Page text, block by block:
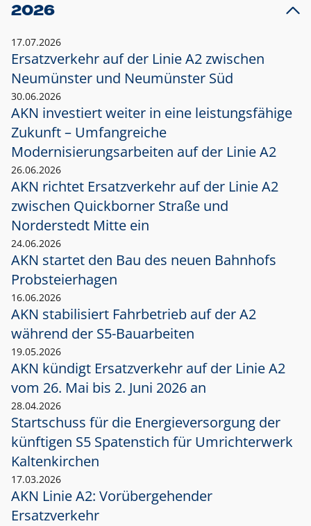
2026
17.07.2026
Ersatzverkehr auf der Linie A2 zwischen
Neumünster und Neumünster Süd
30.06.2026
AKN investiert weiter in eine leistungsfähige
Zukunft – Umfangreiche
Modernisierungsarbeiten auf der Linie A2
26.06.2026
AKN richtet Ersatzverkehr auf der Linie A2
zwischen Quickborner Straße und
Norderstedt Mitte ein
24.06.2026
AKN startet den Bau des neuen Bahnhofs
Probsteierhagen
16.06.2026
AKN stabilisiert Fahrbetrieb auf der A2
während der S5-Bauarbeiten
19.05.2026
AKN kündigt Ersatzverkehr auf der Linie A2
vom 26. Mai bis 2. Juni 2026 an
28.04.2026
Startschuss für die Energieversorgung der
künftigen S5 Spatenstich für Umrichterwerk
Kaltenkirchen
17.03.2026
AKN Linie A2: Vorübergehender
Ersatzverkehr